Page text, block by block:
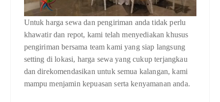
Untuk harga sewa dan pengiriman anda tidak perlu
khawatir dan repot, kami telah menyediakan khusus
pengiriman bersama team kami yang siap langsung
setting di lokasi, harga sewa yang cukup terjangkau
dan direkomendasikan untuk semua kalangan, kami
mampu menjamin kepuasan serta kenyamanan anda.